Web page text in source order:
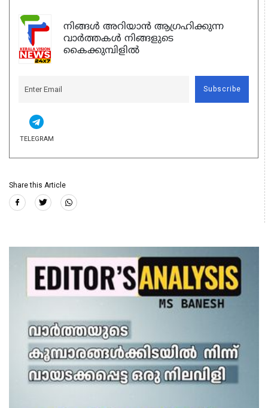
നിങ്ങൾ അറിയാൻ ആഗ്രഹിക്കുന്ന
വാർത്തകൾ നിങ്ങളുടെ
കൈക്കുമ്പിളിൽ
Subscribe
TELEGRAM
Share this Article